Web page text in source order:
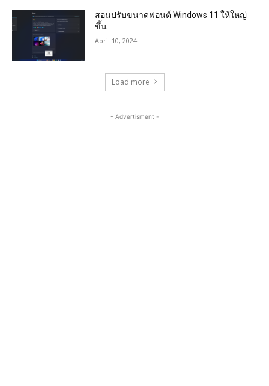
สอนปรับขนาดฟอนต์ Windows 11 ให้ใหญ่
ขึ้น
April 10, 2024
Load more
- Advertisment -